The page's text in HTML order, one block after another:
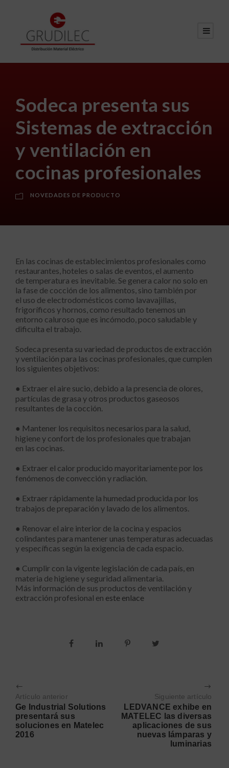
Sodeca presenta sus
Sistemas de extracción
y ventilación en
cocinas profesionales
NOVEDADES DE PRODUCTO
En las cocinas de establecimientos profesionales como
restaurantes, hoteles o salas de eventos, el aumento
de temperatura es inevitable. Se genera calor no solo en
la fase de cocción de los alimentos, sino también por
el uso de electrodomésticos como lavavajillas,
frigoríficos y hornos, como resultado tenemos un
entorno caluroso que es incómodo, poco saludable y
dificulta el trabajo.
Sodeca presenta su variedad de productos de extracción
y ventilación para las cocinas profesionales, que cumplen
los siguientes objetivos:
● Extraer el aire sucio, debido a la presencia de olores,
partículas de grasa y otros productos gaseosos
resultantes de la cocción.
● Mantener los requisitos necesarios para la salud,
higiene y confort de los profesionales que trabajan
en las cocinas.
● Extraer el calor producido mayoritariamente por los
fenómenos de convección y radiación.
● Extraer rápidamente la humedad producida por los
trabajos de preparación y lavado de los alimentos.
● Renovar el aire interior de la cocina y espacios
colindantes para mantener unas temperaturas adecuadas
y específicas según la exigencia de cada espacio.
● Cumplir con la vigente legislación de cada país, en
materia de higiene y seguridad alimentaria.
Más información de sus productos de ventilación y
extracción profesional en este enlace
Artículo anterior
Ge Industrial Solutions
presentará sus
soluciones en Matelec
2016
Siguiente artículo
LEDVANCE exhibe en
MATELEC las diversas
aplicaciones de sus
nuevas lámparas y
luminarias